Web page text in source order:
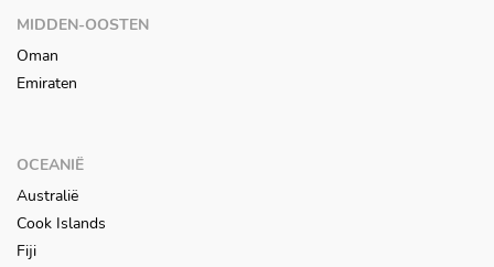
MIDDEN-OOSTEN
Oman
Emiraten
OCEANIË
Australië
Cook Islands
Fiji